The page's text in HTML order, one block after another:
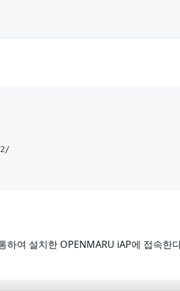
하여 설치한 OPENMARU iAP에 접속한